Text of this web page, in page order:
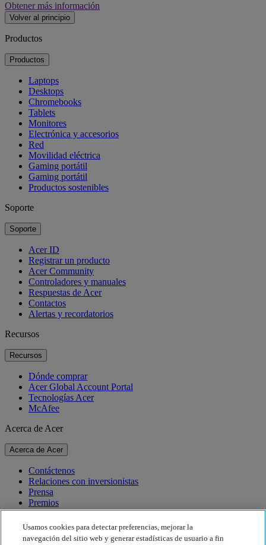
Obtener más información
Volver al principio
Productos
Productos
Laptops
Desktops
Chromebooks
Tablets
Monitores
Electrónica y accesorios
Red
Movilidad eléctrica
Gaming portátil
Gaming portátil
Productos sostenibles
Soporte
Soporte
Acer ID
Registrar un producto
Acer Community
Controladores y manuales
Respuestas de Acer
Contactos
Alertas y recordatorios
Recursos
Recursos
Dónde comprar
Acer Global Account Portal
Tecnologías Acer
McAfee
Acerca de Acer
Acerca de Acer
Contáctenos
Relaciones con inversionistas
Prensa
Premios
Eventos
Sostenibilidad
Usamos cookies para detectar preferencias, mejorar la
navegación del sitio web y generar estadísticas de usuario a fin